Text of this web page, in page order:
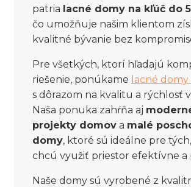
patria lacné domy na kľúč do
čo umožňuje našim klientom
kvalitné bývanie bez
Pre všetkých, ktorí hľadajú
riešenie, ponúkame lacné
s dôrazom na kvalitu a rýchlosť
Naša ponuka zahŕňa aj
projekty domov a malé
domy, ktoré sú ideálne pre
chcú využiť priestor efektívne a
Naše domy sú vyrobené z